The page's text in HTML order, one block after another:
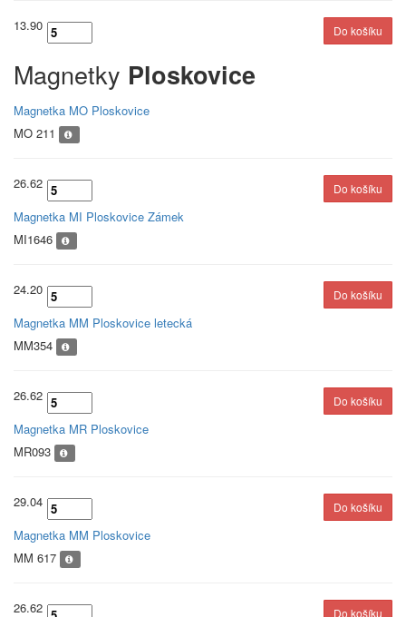
13.90
Magnetky Ploskovice
Magnetka MO Ploskovice
MO 211
26.62
Magnetka MI Ploskovice Zámek
MI1646
24.20
Magnetka MM Ploskovice letecká
MM354
26.62
Magnetka MR Ploskovice
MR093
29.04
Magnetka MM Ploskovice
MM 617
26.62